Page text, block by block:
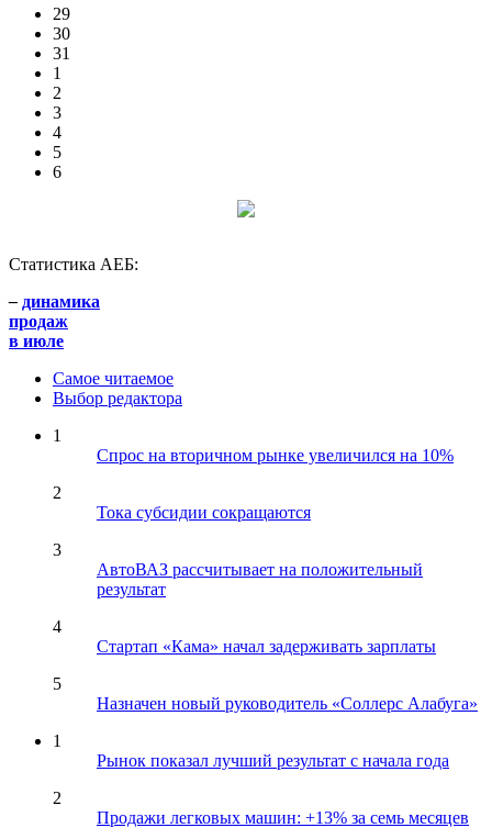
29
30
31
1
2
3
4
5
6
Статистика АЕБ:
– динамика
продаж
в июле
Самое читаемое
Выбор редактора
1
Спрос на вторичном рынке увеличился на 10%
2
Тока субсидии сокращаются
3
АвтоВАЗ рассчитывает на положительный
результат
4
Стартап «Кама» начал задерживать зарплаты
5
Назначен новый руководитель «Соллерс Алабуга»
1
Рынок показал лучший результат с начала года
2
Продажи легковых машин: +13% за семь месяцев